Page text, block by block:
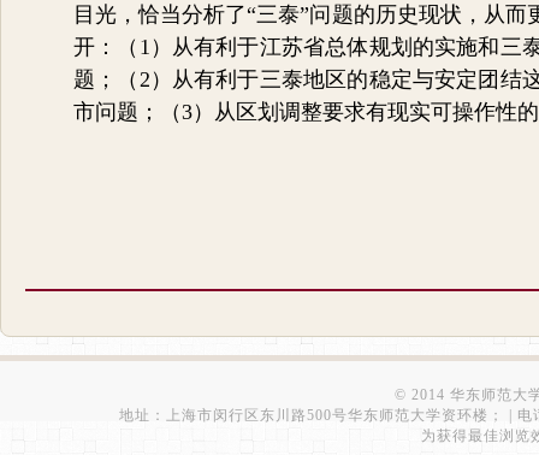
目光，恰当分析了“三泰”问题的历史现状，从
开：（1）从有利于江苏省总体规划的实施和三
题；（2）从有利于三泰地区的稳定与安定团结
市问题；（3）从区划调整要求有现实可操作性
© 2014 华东师范大
地址：上海市闵行区东川路500号华东师范大学资环楼； |
为获得最佳浏览